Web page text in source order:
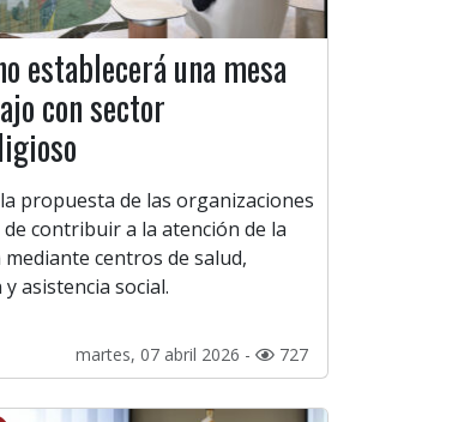
establecerá una mesa
con sector
propuesta de las organizaciones
contribuir a la atención de la
centros de salud,
asistencia social.
martes, 07 abril 2026 - 727